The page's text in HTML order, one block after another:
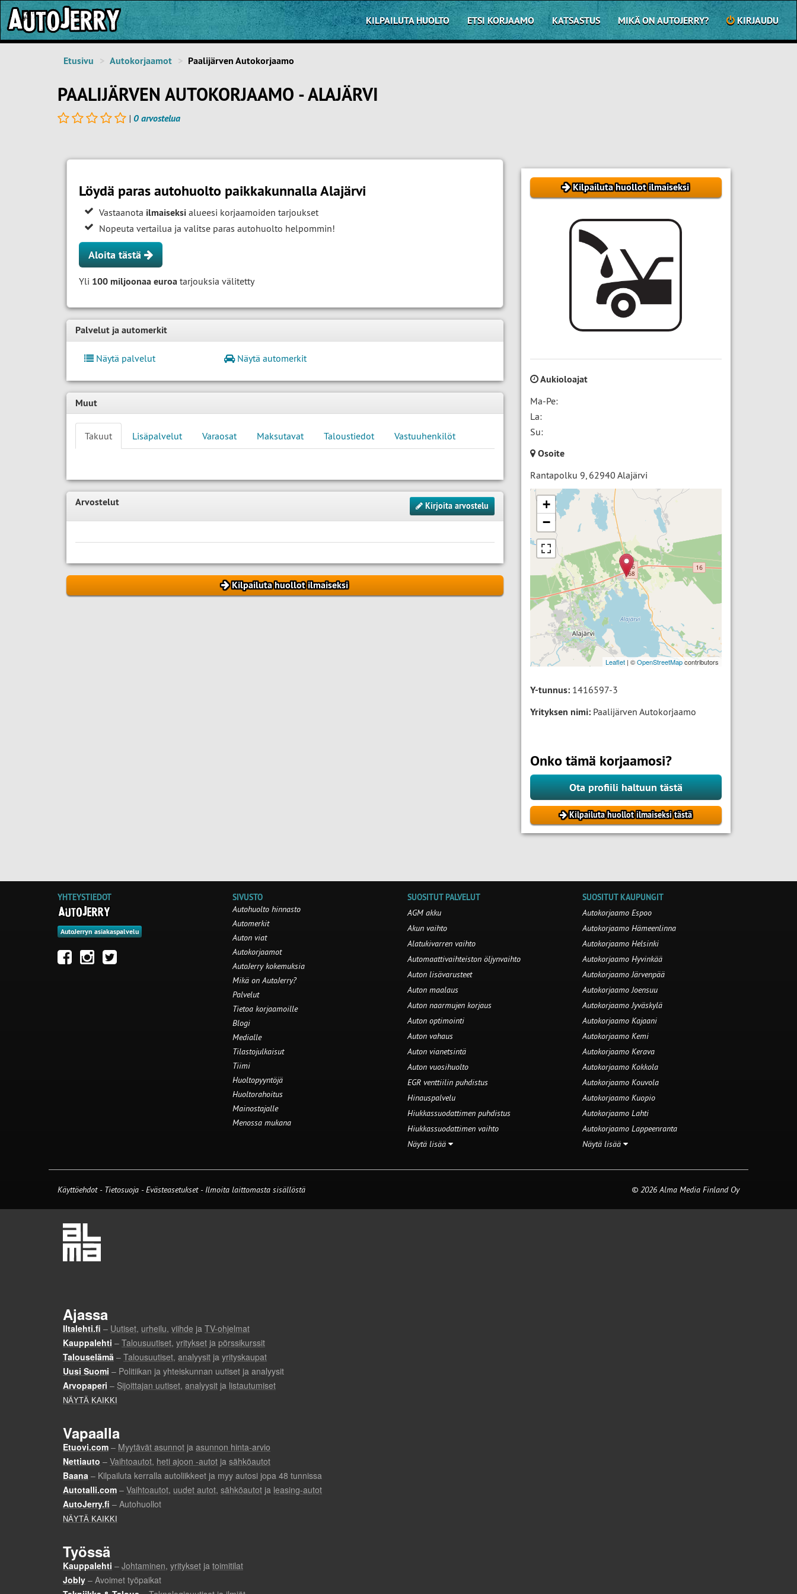
KILPAILUTA HUOLTO ETSI KORJAAMO KATSASTUS MIKÄ ON AUTOJERRY? KIRJAUDU
Etusivu Autokorjaamot Paalijärven Autokorjaamo
PAALIJÄRVEN AUTOKORJAAMO - ALAJÄRVI
| 0 arvostelua
Kilpailuta huollot ilmaiseksi
Aukioloajat
Ma-Pe:
La:
Su:
Osoite
Rantapolku 9, 62940 Alajärvi
+
−
Leaflet | ©OpenStreetMapcontributors
Y-tunnus:1416597-3
Yrityksen nimi:Paalijärven Autokorjaamo
Onko tämä korjaamosi?
Ota profiili haltuun tästä
Kilpailuta huollot ilmaiseksi tästä
Löydä paras autohuolto paikkakunnalla Alajärvi
Vastaanota ilmaiseksi alueesi korjaamoiden tarjoukset
Nopeuta vertailua ja valitse paras autohuolto helpommin!
Aloita tästä
Yli 100 miljoonaa euroa tarjouksia välitetty
Palvelut ja automerkit
Näytä palvelut Näytä automerkit
Muut
Takuut Lisäpalvelut Varaosat Maksutavat Taloustiedot Vastuuhenkilöt
Arvostelut Kirjoita arvostelu
Kilpailuta huollot ilmaiseksi
YHTEYSTIEDOT
AutoJerryn asiakaspalvelu
SIVUSTO
Autohuolto hinnasto
Automerkit
Auton viat
Autokorjaamot
AutoJerry kokemuksia
Mikä on AutoJerry?
Palvelut
Tietoa korjaamoille
Blogi
Medialle
Tilastojulkaisut
Tiimi
Huoltopyyntöjä
Huoltorahoitus
Mainostajalle
Menossa mukana
SUOSITUT PALVELUT
AGM akku
Akun vaihto
Alatukivarren vaihto
Automaattivaihteiston öljynvaihto
Auton lisävarusteet
Auton maalaus
Auton naarmujen korjaus
Auton optimointi
Auton vahaus
Auton vianetsintä
Auton vuosihuolto
EGR venttiilin puhdistus
Hinauspalvelu
Hiukkassuodattimen puhdistus
Hiukkassuodattimen vaihto
Näytä lisää
SUOSITUT KAUPUNGIT
Autokorjaamo Espoo
Autokorjaamo Hämeenlinna
Autokorjaamo Helsinki
Autokorjaamo Hyvinkää
Autokorjaamo Järvenpää
Autokorjaamo Joensuu
Autokorjaamo Jyväskylä
Autokorjaamo Kajaani
Autokorjaamo Kemi
Autokorjaamo Kerava
Autokorjaamo Kokkola
Autokorjaamo Kouvola
Autokorjaamo Kuopio
Autokorjaamo Lahti
Autokorjaamo Lappeenranta
Näytä lisää
Käyttöehdot - Tietosuoja -Evästeasetukset- Ilmoita laittomasta sisällöstä © 2026 Alma Media Finland Oy